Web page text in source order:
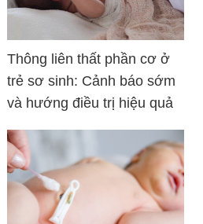
Thông liên thất phần cơ ở
trẻ sơ sinh: Cảnh báo sớm
và hướng điều trị hiệu quả